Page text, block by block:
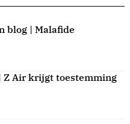
blog | Malafide
Z Air krijgt toestemming